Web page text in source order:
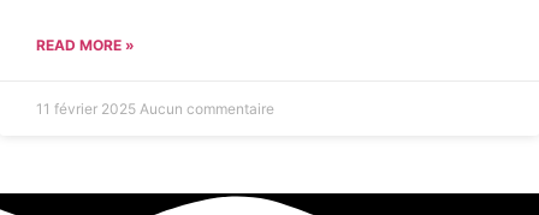
READ MORE »
11 février 2025 Aucun commentaire